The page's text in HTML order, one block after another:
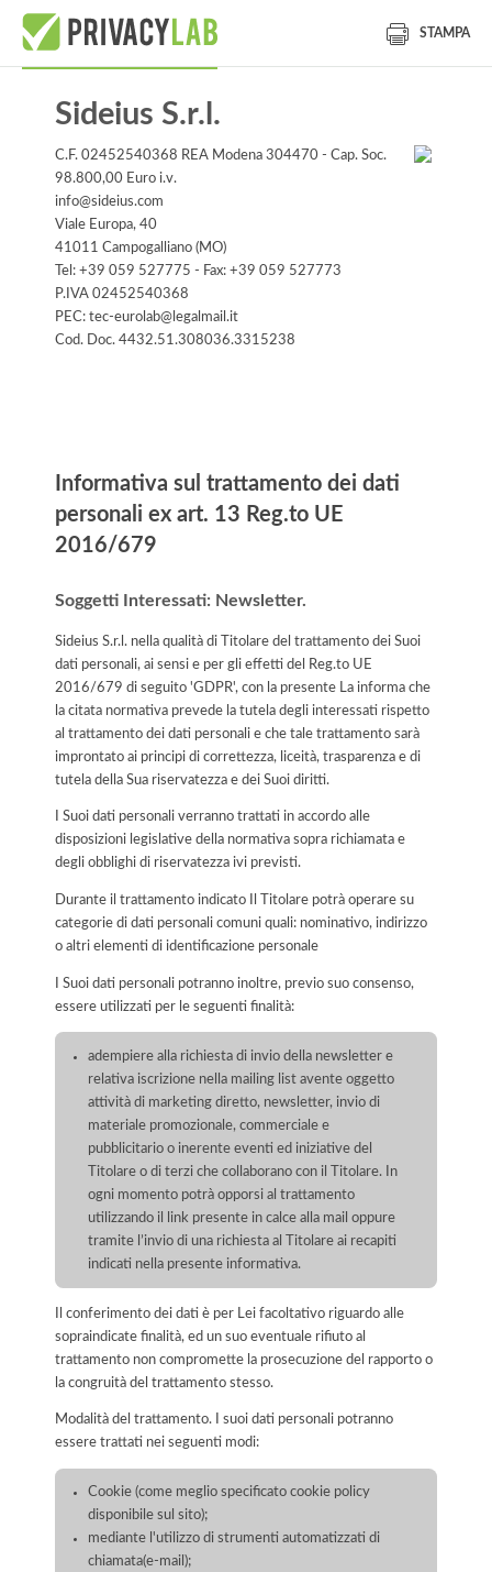
STAMPA
Sideius S.r.l.
C.F. 02452540368 REA Modena 304470 - Cap. Soc.
98.800,00 Euro i.v.
info@sideius.com
Viale Europa, 40
41011 Campogalliano (MO)
Tel: +39 059 527775 - Fax: +39 059 527773
P.IVA 02452540368
PEC: tec-eurolab@legalmail.it
Cod. Doc. 4432.51.308036.3315238
Informativa sul trattamento dei dati
personali ex art. 13 Reg.to UE
2016/679
Soggetti Interessati: Newsletter.
Sideius S.r.l. nella qualità di Titolare del trattamento dei Suoi
dati personali, ai sensi e per gli effetti del Reg.to UE
2016/679 di seguito 'GDPR', con la presente La informa che
la citata normativa prevede la tutela degli interessati rispetto
al trattamento dei dati personali e che tale trattamento sarà
improntato ai principi di correttezza, liceità, trasparenza e di
tutela della Sua riservatezza e dei Suoi diritti.
I Suoi dati personali verranno trattati in accordo alle
disposizioni legislative della normativa sopra richiamata e
degli obblighi di riservatezza ivi previsti.
Durante il trattamento indicato Il Titolare potrà operare su
categorie di dati personali comuni quali: nominativo, indirizzo
o altri elementi di identificazione personale
I Suoi dati personali potranno inoltre, previo suo consenso,
essere utilizzati per le seguenti finalità:
adempiere alla richiesta di invio della newsletter e
relativa iscrizione nella mailing list avente oggetto
attività di marketing diretto, newsletter, invio di
materiale promozionale, commerciale e
pubblicitario o inerente eventi ed iniziative del
Titolare o di terzi che collaborano con il Titolare. In
ogni momento potrà opporsi al trattamento
utilizzando il link presente in calce alla mail oppure
tramite l’invio di una richiesta al Titolare ai recapiti
indicati nella presente informativa.
Il conferimento dei dati è per Lei facoltativo riguardo alle
sopraindicate finalità, ed un suo eventuale rifiuto al
trattamento non compromette la prosecuzione del rapporto o
la congruità del trattamento stesso.
Modalità del trattamento. I suoi dati personali potranno
essere trattati nei seguenti modi:
Cookie (come meglio specificato cookie policy
disponibile sul sito);
mediante l'utilizzo di strumenti automatizzati di
chiamata(e-mail);